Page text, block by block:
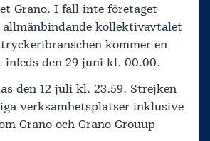
Grano. I fall inte företaget
kollektivavtalet
kommer en
den 29 juni kl. 00.00.
den 12 juli kl. 23.59. Strejken
verksamhetsplatser inklusive
Grano och Grano Grouup